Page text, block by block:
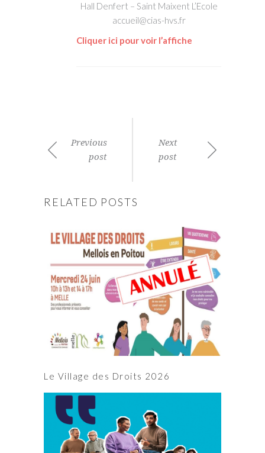
Hall Denfert – Saint Maixent L’Ecole
accueil@cias-hvs.fr
Cliquer ici pour voir l’affiche
Previous
post
Next
post
RELATED POSTS
Le Village des Droits 2026